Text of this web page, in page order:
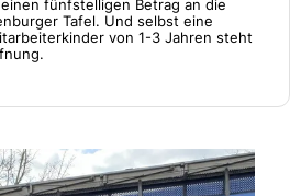
fünfstelligen Betrag an die
Tafel. Und selbst eine
von 1-3 Jahren steht